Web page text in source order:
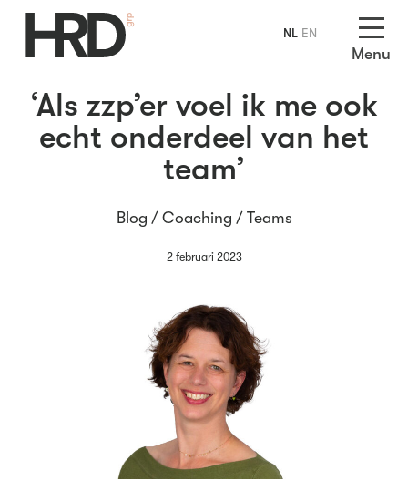
Menu
‘Als zzp’er voel ik me ook
echt onderdeel van het
team’
Blog / Coaching / Teams
2 februari 2023
NL EN